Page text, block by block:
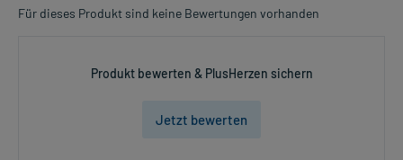
Für dieses Produkt sind keine Bewertungen vorhanden
Produkt bewerten & PlusHerzen sichern
Jetzt bewerten